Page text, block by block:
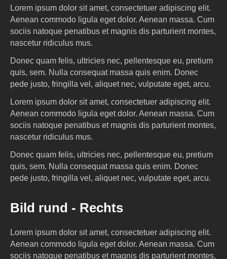
Lorem ipsum dolor sit amet, consectetuer adipiscing elit.
Aenean commodo ligula eget dolor. Aenean massa. Cum
sociis natoque penatibus et magnis dis parturient montes,
nascetur ridiculus mus.
Donec quam felis, ultricies nec, pellentesque eu, pretium
quis, sem. Nulla consequat massa quis enim. Donec
pede justo, fringilla vel, aliquet nec, vulputate eget, arcu.
Lorem ipsum dolor sit amet, consectetuer adipiscing elit.
Aenean commodo ligula eget dolor. Aenean massa. Cum
sociis natoque penatibus et magnis dis parturient montes,
nascetur ridiculus mus.
Donec quam felis, ultricies nec, pellentesque eu, pretium
quis, sem. Nulla consequat massa quis enim. Donec
pede justo, fringilla vel, aliquet nec, vulputate eget, arcu.
Bild rund - Rechts
Lorem ipsum dolor sit amet, consectetuer adipiscing elit.
Aenean commodo ligula eget dolor. Aenean massa. Cum
sociis natoque penatibus et magnis dis parturient montes,